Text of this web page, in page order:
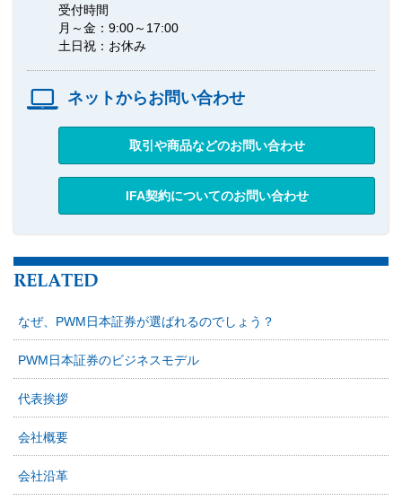
受付時間
月～金：9:00～17:00
土日祝：お休み
ネットからお問い合わせ
取引や商品などのお問い合わせ
IFA契約についてのお問い合わせ
RELATED
なぜ、PWM日本証券が選ばれるのでしょう？
PWM日本証券のビジネスモデル
代表挨拶
会社概要
会社沿革